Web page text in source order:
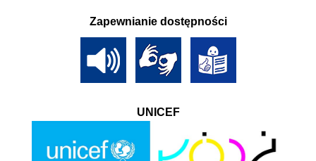
Zapewnianie dostępności
UNICEF